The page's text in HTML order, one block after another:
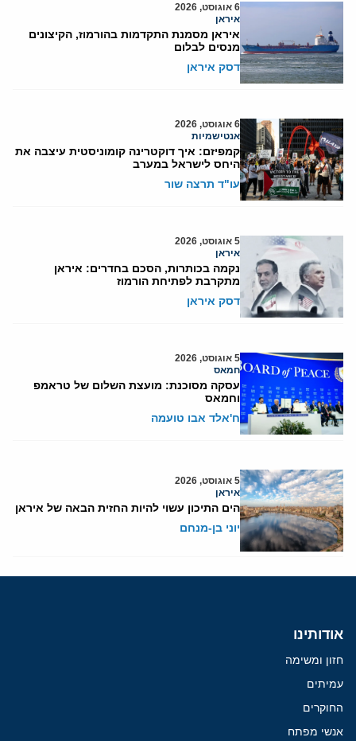
6 אוגוסט, 2026
איראן
איראן מסמנת התקדמות בהורמוז, הקיצונים
מנסים לבלום
דסק איראן
6 אוגוסט, 2026
אנטישמיות
קמפיזם: איך דוקטרינה קומוניסטית עיצבה את
היחס לישראל במערב
עו"ד תרצה שור
5 אוגוסט, 2026
איראן
נקמה בכותרות, הסכם בחדרים: איראן
מתקרבת לפתיחת הורמוז
דסק איראן
5 אוגוסט, 2026
חמאס
עסקה מסוכנת: מועצת השלום של טראמפ
וחמאס
ח'אלד אבו טועמה
5 אוגוסט, 2026
איראן
הים התיכון עשוי להיות החזית הבאה של איראן
יוני בן-מנחם
אודותינו
חזון ומשימה
עמיתים
החוקרים
אנשי מפתח